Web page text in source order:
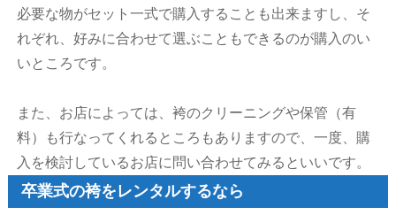
必要な物がセット一式で購入することも出来ますし、そ
れぞれ、好みに合わせて選ぶこともできるのが購入のい
いところです。
また、お店によっては、袴のクリーニングや保管（有
料）も行なってくれるところもありますので、一度、購
入を検討しているお店に問い合わせてみるといいです。
卒業式の袴をレンタルするなら